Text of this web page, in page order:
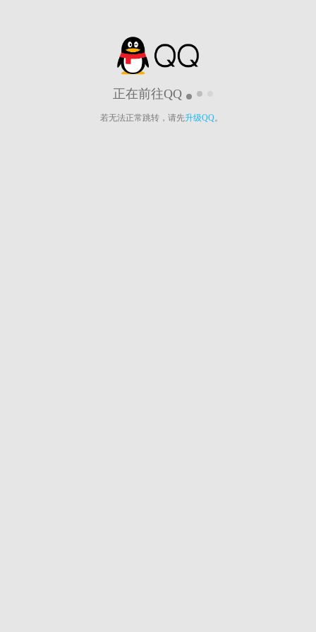
正在前往QQ
若无法正常跳转，请先升级QQ。